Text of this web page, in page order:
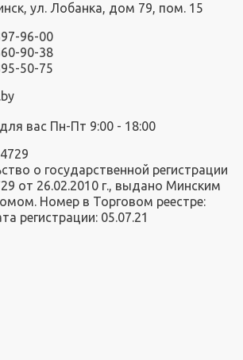
ул. Лобанка, дом 79, пом. 15
96-00
90-38
50-75
вас Пн-Пт 9:00 - 18:00
о государственной регистрации
от 26.02.2010 г., выдано Минским
Номер в Торговом реестре:
регистрации: 05.07.21